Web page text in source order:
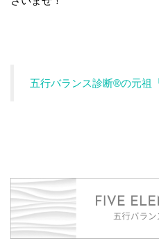
五行バランス診断®の元祖